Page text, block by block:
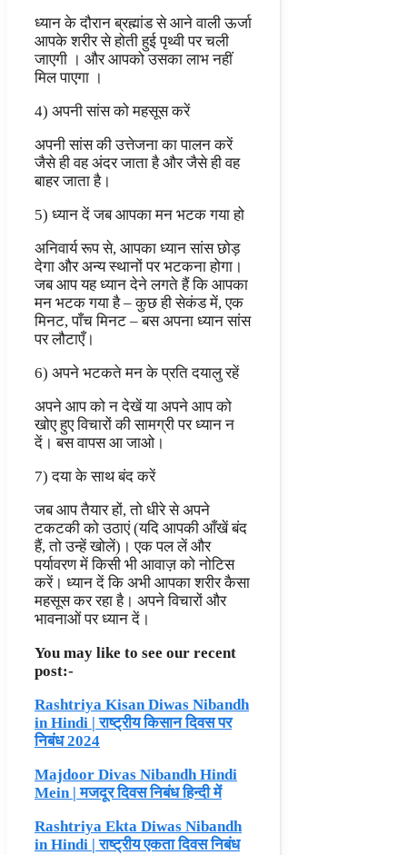
ध्यान के दौरान ब्रह्मांड से आने वाली ऊर्जा
आपके शरीर से होती हुई पृथ्वी पर चली
जाएगी । और आपको उसका लाभ नहीं
मिल पाएगा ।
4) अपनी सांस को महसूस करें
अपनी सांस की उत्तेजना का पालन करें
जैसे ही वह अंदर जाता है और जैसे ही वह
बाहर जाता है।
5) ध्यान दें जब आपका मन भटक गया हो
अनिवार्य रूप से, आपका ध्यान सांस छोड़
देगा और अन्य स्थानों पर भटकना होगा।
जब आप यह ध्यान देने लगते हैं कि आपका
मन भटक गया है – कुछ ही सेकंड में, एक
मिनट, पाँच मिनट – बस अपना ध्यान सांस
पर लौटाएँ।
6) अपने भटकते मन के प्रति दयालु रहें
अपने आप को न देखें या अपने आप को
खोए हुए विचारों की सामग्री पर ध्यान न
दें। बस वापस आ जाओ।
7) दया के साथ बंद करें
जब आप तैयार हों, तो धीरे से अपने
टकटकी को उठाएं (यदि आपकी आँखें बंद
हैं, तो उन्हें खोलें)। एक पल लें और
पर्यावरण में किसी भी आवाज़ को नोटिस
करें। ध्यान दें कि अभी आपका शरीर कैसा
महसूस कर रहा है। अपने विचारों और
भावनाओं पर ध्यान दें।
You may like to see our recent
post:-
Rashtriya Kisan Diwas Nibandh
in Hindi | राष्ट्रीय किसान दिवस पर
निबंध 2024
Majdoor Divas Nibandh Hindi
Mein | मजदूर दिवस निबंध हिन्दी में
Rashtriya Ekta Diwas Nibandh
in Hindi | राष्ट्रीय एकता दिवस निबंध